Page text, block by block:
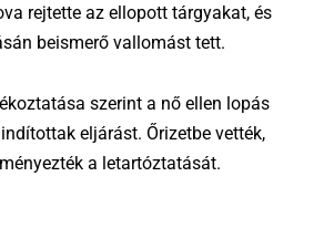
rejtette az ellopott tárgyakat, és
beismerő vallomást tett.
szerint a nő ellen lopás
eljárást. Őrizetbe vették,
a letartóztatását.